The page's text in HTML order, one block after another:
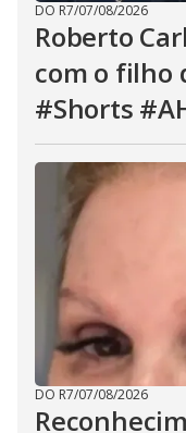
DO R7/07/08/2026
Roberto
com o filho
#Shorts
DO R7/07/08/2026